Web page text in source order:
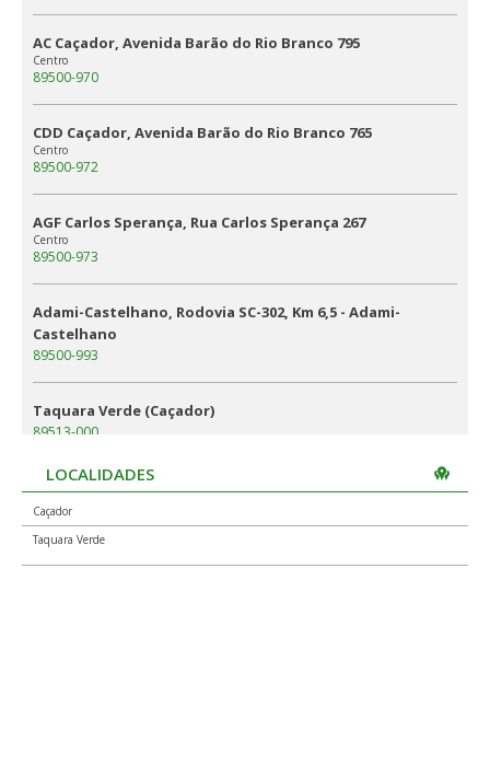
AC Caçador, Avenida Barão do Rio Branco 795
Centro
89500-970
CDD Caçador, Avenida Barão do Rio Branco 765
Centro
89500-972
AGF Carlos Sperança, Rua Carlos Sperança 267
Centro
89500-973
Adami-Castelhano, Rodovia SC-302, Km 6,5 - Adami-
Castelhano
89500-993
Taquara Verde (Caçador)
89513-000
AGC Taquara Verde, Rodovia SC-451 Km 22
Centro
89513-970
LOCALIDADES
Caçador
Taquara Verde